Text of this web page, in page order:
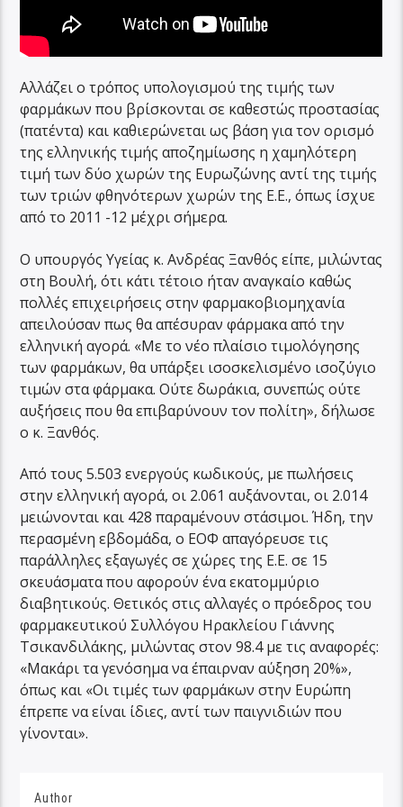
Αλλάζει ο τρόπος υπολογισμού της τιμής των
φαρμάκων που βρίσκονται σε καθεστώς προστασίας
(πατέντα) και καθιερώνεται ως βάση για τον ορισμό
της ελληνικής τιμής αποζημίωσης η χαμηλότερη
τιμή των δύο χωρών της Ευρωζώνης αντί της τιμής
των τριών φθηνότερων χωρών της Ε.Ε., όπως ίσχυε
από το 2011 -12 μέχρι σήμερα.
Ο υπουργός Υγείας κ. Ανδρέας Ξανθός είπε, μιλώντας
στη Βουλή, ότι κάτι τέτοιο ήταν αναγκαίο καθώς
πολλές επιχειρήσεις στην φαρμακοβιομηχανία
απειλούσαν πως θα απέσυραν φάρμακα από την
ελληνική αγορά. «Με το νέο πλαίσιο τιμολόγησης
των φαρμάκων, θα υπάρξει ισοσκελισμένο ισοζύγιο
τιμών στα φάρμακα. Ούτε δωράκια, συνεπώς ούτε
αυξήσεις που θα επιβαρύνουν τον πολίτη», δήλωσε
ο κ. Ξανθός.
Από τους 5.503 ενεργούς κωδικούς, με πωλήσεις
στην ελληνική αγορά, οι 2.061 αυξάνονται, οι 2.014
μειώνονται και 428 παραμένουν στάσιμοι. Ήδη, την
περασμένη εβδομάδα, ο ΕΟΦ απαγόρευσε τις
παράλληλες εξαγωγές σε χώρες της Ε.Ε. σε 15
σκευάσματα που αφορούν ένα εκατομμύριο
διαβητικούς. Θετικός στις αλλαγές ο πρόεδρος του
φαρμακευτικού Συλλόγου Ηρακλείου Γιάννης
Τσικανδιλάκης, μιλώντας στον 98.4 με τις αναφορές:
«Μακάρι τα γενόσημα να έπαιρναν αύξηση 20%»,
όπως και «Οι τιμές των φαρμάκων στην Ευρώπη
έπρεπε να είναι ίδιες, αντί των παιγνιδιών που
γίνονται».
Author